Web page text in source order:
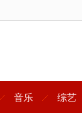
音乐 综艺